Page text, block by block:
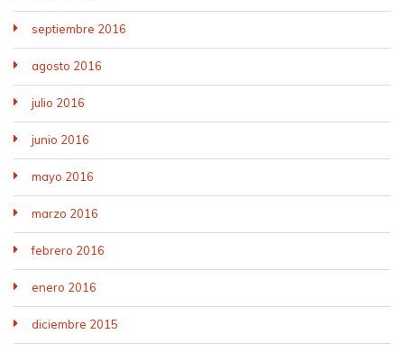
septiembre 2016
agosto 2016
julio 2016
junio 2016
mayo 2016
marzo 2016
febrero 2016
enero 2016
diciembre 2015